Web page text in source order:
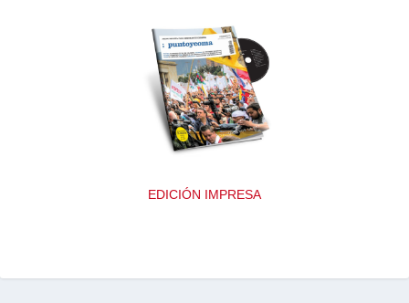
EDICIÓN IMPRESA